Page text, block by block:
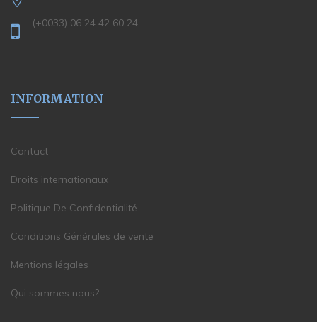
(+0033) 06 24 42 60 24
INFORMATION
Contact
Droits internationaux
Politique De Confidentialité
Conditions Générales de vente
Mentions légales
Qui sommes nous?